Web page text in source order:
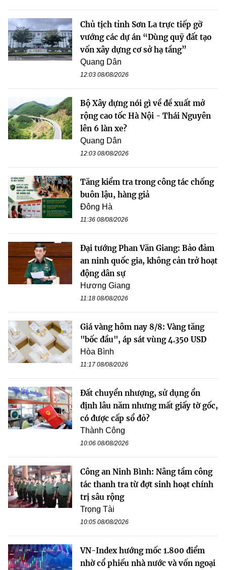
Chủ tịch tỉnh Sơn La trực tiếp gỡ
vướng các dự án “Dùng quỹ đất tạo
vốn xây dựng cơ sở hạ tầng”
Quang Dân
12:03 08/08/2026
Bộ Xây dựng nói gì về đề xuất mở
rộng cao tốc Hà Nội - Thái Nguyên
lên 6 làn xe?
Quang Dân
12:03 08/08/2026
Tăng kiểm tra trong công tác chống
buôn lậu, hàng giả
Đông Hà
11:36 08/08/2026
Đại tướng Phan Văn Giang: Bảo đảm
an ninh quốc gia, không cản trở hoạt
động dân sự
Hương Giang
11:18 08/08/2026
Giá vàng hôm nay 8/8: Vàng tăng
"bốc đầu", áp sát vùng 4.350 USD
Hòa Bình
11:17 08/08/2026
Đất chuyển nhượng, sử dụng ổn
định lâu năm nhưng mất giấy tờ gốc,
có được cấp sổ đỏ?
Thành Công
10:06 08/08/2026
Công an Ninh Bình: Nâng tầm công
tác thanh tra từ đợt sinh hoạt chính
trị sâu rộng
Trọng Tài
10:05 08/08/2026
VN-Index hướng mốc 1.800 điểm
nhờ cổ phiếu nhà nước và vốn ngoại